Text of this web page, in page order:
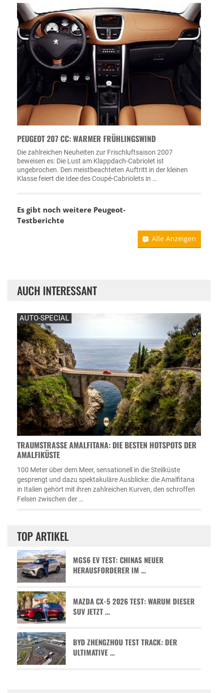
PEUGEOT 207 CC: WARMER FRÜHLINGSWIND
Die zahlreichen Neuheiten zur Frischluftsaison 2007
beweisen es: Die Lust am Klappdach-Cabriolet ist
ungebrochen. Den meistbeachteten Auftritt in der kleinen
Klasse feiert die Idee des Coupé-Cabriolets in …
Es gibt noch weitere Peugeot-
Testberichte
Alle Anzeigen
AUCH INTERESSANT
AUTO-SPECIAL
TRAUMSTRASSE AMALFITANA: DIE BESTEN HOTSPOTS DER A
MALFIKÜSTE
100 Meter über dem Meer, sensationell in die Steilküste
gesprengt und dazu spektakuläre Ausblicke: die Amalfitana
in Italien gehört mit ihren zahlreichen Kurven, den schroffen
Felsen zwischen der …
TOP ARTIKEL
MGS6 EV TEST: CHINAS NEUER
HERAUSFORDERER IM …
MAZDA CX-5 2026 TEST: WARUM DIESER
SUV JETZT …
BYD ZHENGZHOU TEST TRACK: DER
ULTIMATIVE …